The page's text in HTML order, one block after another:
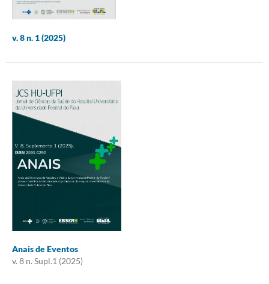
v. 8 n. 1 (2025)
Anais de Eventos
v. 8 n. Supl.1 (2025)